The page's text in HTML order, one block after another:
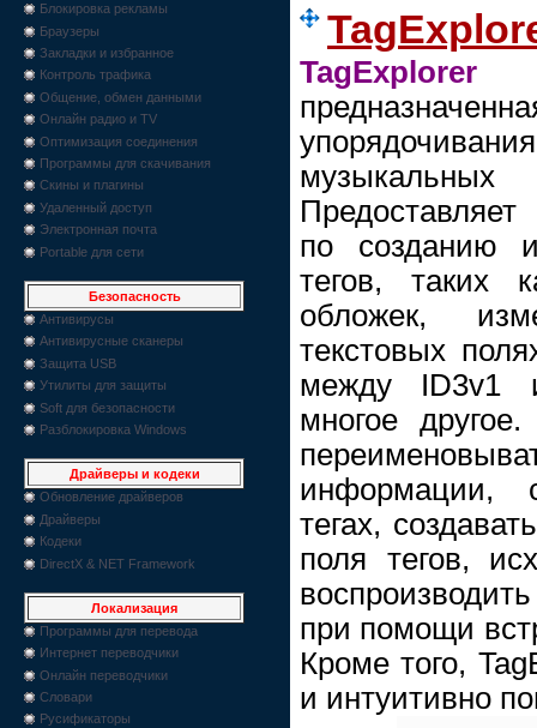
Блокировка рекламы
Браузеры
Закладки и избранное
Контроль трафика
Общение, обмен данными
Онлайн радио и TV
Оптимизация соединения
Программы для скачивания
Скины и плагины
Удаленный доступ
Электронная почта
Portable для сети
Безопасность
Антивирусы
Антивирусные сканеры
Защита USB
Утилиты для защиты
Soft для безопасности
Разблокировка Windows
Драйверы и кодеки
Обновление драйверов
Драйверы
Кодеки
DirectX & NET Framework
Локализация
Программы для перевода
Интернет переводчики
Онлайн переводчики
Словари
Русификаторы
TagExplorer
по созданию
тегов, таких
обложек,
текстовых
между ID3v1
многое
информации,
тегах,
поля тегов,
при помощи
Кроме того,
и интуитивно